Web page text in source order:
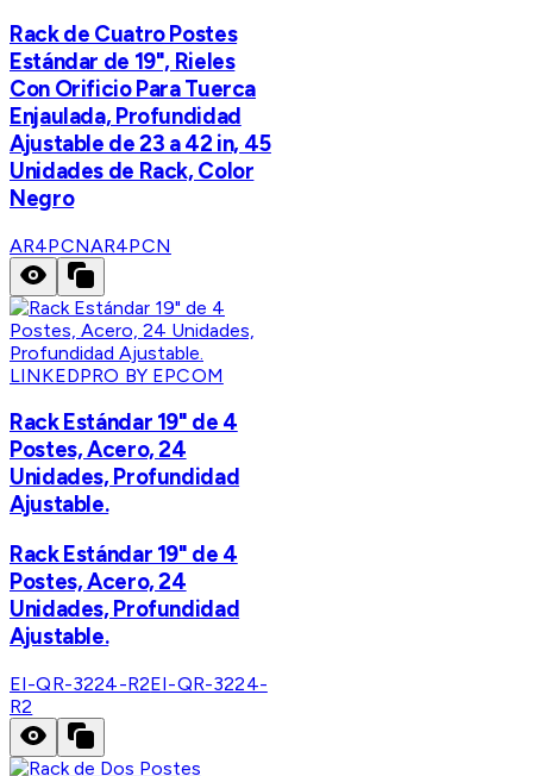
Rack de Cuatro Postes
Estándar de 19", Rieles
Con Orificio Para Tuerca
Enjaulada, Profundidad
Ajustable de 23 a 42 in, 45
Unidades de Rack, Color
Negro
AR4PCNAR4PCN
LINKEDPRO BY EPCOM
Rack Estándar 19" de 4
Postes, Acero, 24
Unidades, Profundidad
Ajustable.
Rack Estándar 19" de 4
Postes, Acero, 24
Unidades, Profundidad
Ajustable.
EI-QR-3224-R2EI-QR-3224-
R2